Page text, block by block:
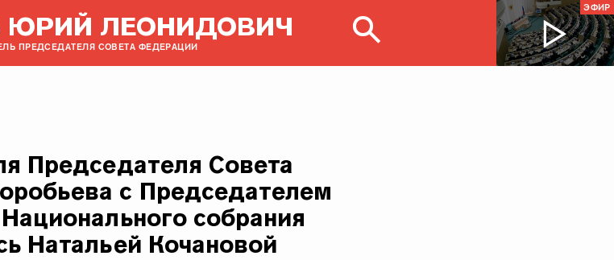
ЮРИЙ ЛЕОНИДОВИЧ
ПРЕДСЕДАТЕЛЯ СОВЕТА ФЕДЕРАЦИИ
ЭФИР
Председателя Совета
с Председателем
собрания
Натальей Кочановой